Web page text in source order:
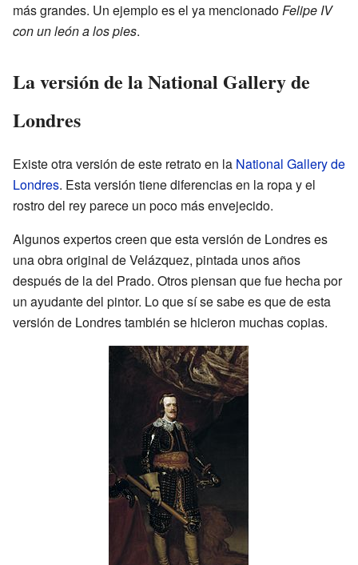
más grandes. Un ejemplo es el ya mencionadoFelipe IV
con un león a los pies.
La versión de la National Gallery de
Londres
Existe otra versión de este retrato en la National Gallery de
Londres. Esta versión tiene diferencias en la ropa y el
rostro del rey parece un poco más envejecido.
Algunos expertos creen que esta versión de Londres es
una obra original de Velázquez, pintada unos años
después de la del Prado. Otros piensan que fue hecha por
un ayudante del pintor. Lo que sí se sabe es que de esta
versión de Londres también se hicieron muchas copias.